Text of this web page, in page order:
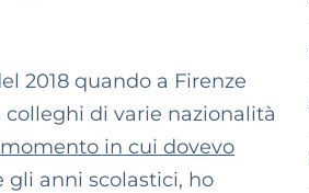
2018 quando a Firenze
di varie nazionalità
in cui dovevo
gli anni scolastici, ho